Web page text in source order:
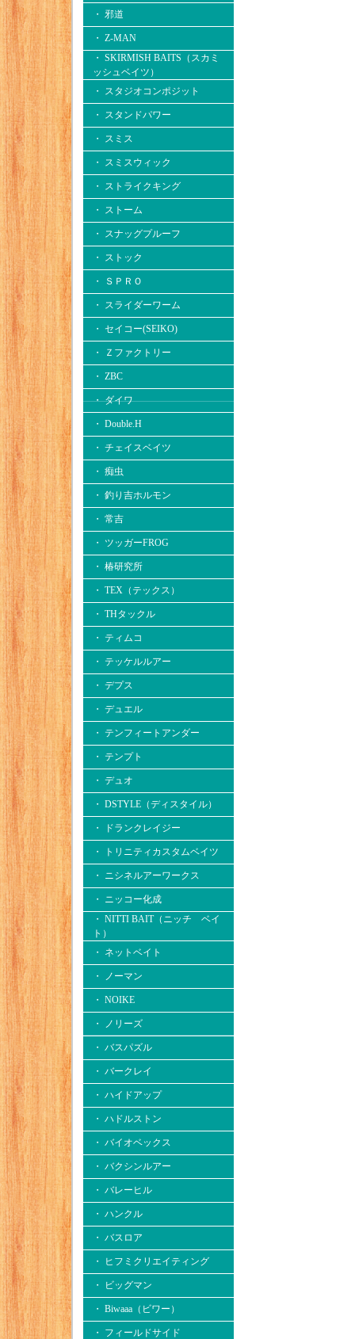
・ 邪道
・ Z-MAN
・ SKIRMISH BAITS（スカミ
ッシュベイツ）
・ スタジオコンポジット
・ スタンドパワー
・ スミス
・ スミスウィック
・ ストライクキング
・ ストーム
・ スナッグプルーフ
・ ストック
・ ＳＰＲＯ
・ スライダーワーム
・ セイコー(SEIKO)
・ Ｚファクトリー
・ ZBC
・ ダイワ
・ Double.H
・ チェイスベイツ
・ 痴虫
・ 釣り吉ホルモン
・ 常吉
・ ツッガーFROG
・ 椿研究所
・ TEX（テックス）
・ THタックル
・ ティムコ
・ テッケルルアー
・ デプス
・ デュエル
・ テンフィートアンダー
・ テンプト
・ デュオ
・ DSTYLE（ディスタイル）
・ ドランクレイジー
・ トリニティカスタムベイツ
・ ニシネルアーワークス
・ ニッコー化成
・ NITTI BAIT（ニッチ ベイ
ト）
・ ネットベイト
・ ノーマン
・ NOIKE
・ ノリーズ
・ バスパズル
・ バークレイ
・ ハイドアップ
・ ハドルストン
・ バイオベックス
・ バクシンルアー
・ バレーヒル
・ ハンクル
・ バスロア
・ ヒフミクリエイティング
・ ビッグマン
・ Biwaaa（ビワー）
・ フィールドサイド